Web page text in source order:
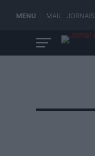
MENU MAIL JORNAIS